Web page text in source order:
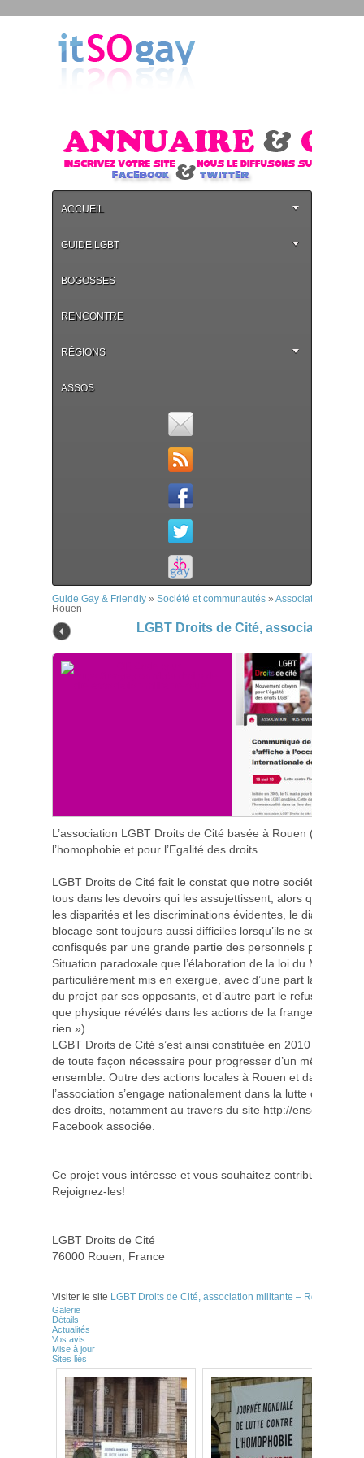
ACCUEIL
GUIDE LGBT
BOGOSSES
RENCONTRE
RÉGIONS
ASSOS
Guide Gay & Friendly » Société et communautés » Associations
Rouen
LGBT Droits de Cité, association
L’association LGBT Droits de Cité basée à Rouen (Seine-
l’homophobie et pour l’Egalité des droits
LGBT Droits de Cité fait le constat que notre société fait
tous dans les devoirs qui les assujettissent, alors que pour
les disparités et les discriminations évidentes, le dialogue
blocage sont toujours aussi difficiles lorsqu’ils ne sont pas
confisqués par une grande partie des personnels politiques
Situation paradoxale que l’élaboration de la loi du Mariage
particulièrement mis en exergue, avec d’une part la
du projet par ses opposants, et d’autre part le refus de
que physique révélés dans les actions de la frange la plus
rien ») …
LGBT Droits de Cité s’est ainsi constituée en 2010 sur un
de toute façon nécessaire pour progresser d’un même pas
ensemble. Outre des actions locales à Rouen et dans toute
l’association s’engage nationalement dans la lutte contre
des droits, notamment au travers du site http://
Facebook associée.
Ce projet vous intéresse et vous souhaitez contribuer à le
Rejoignez-les!
LGBT Droits de Cité
76000 Rouen, France
Visiter le site LGBT Droits de Cité, association militante – Rouen
Galerie
Détails
Actualités
Vos avis
Mise à jour
Sites liés